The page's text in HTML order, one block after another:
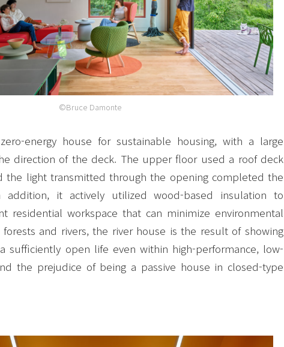
©Bruce Damonte
energy house for sustainable housing, with a large
direction of the deck. The upper floor used a roof deck
the light transmitted through the opening completed the
addition, it actively utilized wood-based insulation to
residential workspace that can minimize environmental
and rivers, the river house is the result of showing
sufficiently open life even within high-performance, low-
the prejudice of being a passive house in closed-type